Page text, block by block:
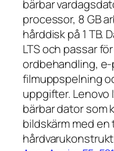
bärbar
processor, 8 GB
hårddisk på 1 TB.
LTS och passar
ordbehandling,
filmuppspelning
uppgifter. Lenovo
bärbar dator som
bildskärm med